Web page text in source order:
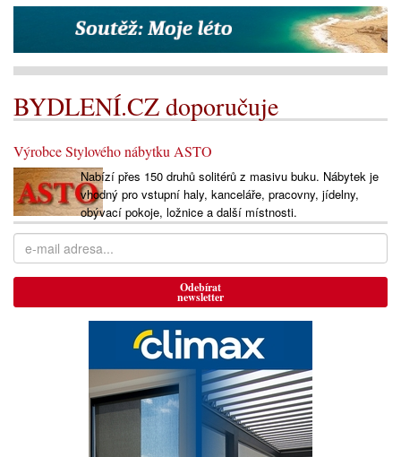
BYDLENÍ.CZ doporučuje
Výrobce Stylového nábytku ASTO
Nabízí přes 150 druhů solitérů z masivu buku. Nábytek je
vhodný pro vstupní haly, kanceláře, pracovny, jídelny,
obývací pokoje, ložnice a další místnosti.
Odebírat
newsletter